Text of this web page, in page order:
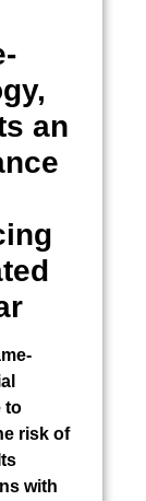
an
to
risk of
with